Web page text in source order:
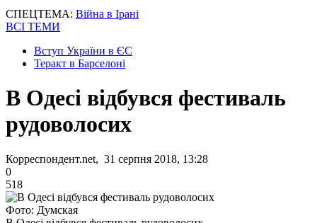
СПЕЦТЕМА: Війна в Ірані
ВСІ ТЕМИ
Вступ України в ЄС
Теракт в Барселоні
В Одесі відбувся фестиваль
рудоволосих
Корреспондент.net, 31 серпня 2018, 13:28
0
518
Фото: Думская